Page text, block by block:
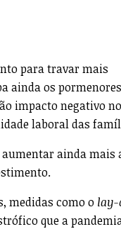
para travar mais
ainda os pormenores
impacto negativo no
laboral das
ainda mais
medidas como o lay-
que a